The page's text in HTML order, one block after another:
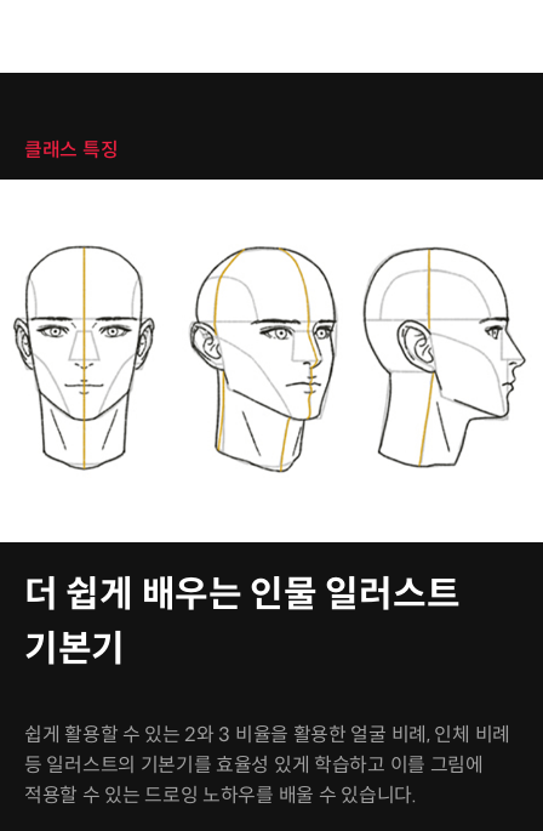
클래스 특징
더 쉽게 배우는 인물 일러스트
기본기
쉽게 활용할 수 있는 2와 3 비율을 활용한 얼굴 비례, 인체 비례
등 일러스트의 기본기를 효율성 있게 학습하고 이를 그림에
적용할 수 있는 드로잉 노하우를 배울 수 있습니다.